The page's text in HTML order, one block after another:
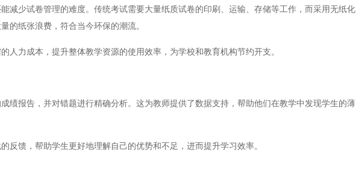
少试卷管理的难度。传统考试需要大量纸质试卷的印刷、运输、存储等工作，而采用无纸化
的纸张浪费，符合当今环保的潮流。
力成本，提升整体教学资源的使用效率，为学校和教育机构节约开支。
报告，并对错题进行精确分析。这为教师提供了数据支持，帮助他们在教学中发现学生的薄
馈，帮助学生更好地理解自己的优势和不足，进而提升学习效率。